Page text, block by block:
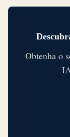
Obtenha o